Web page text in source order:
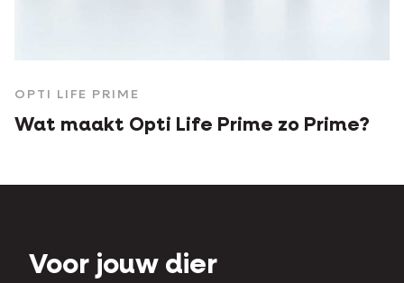
OPTI LIFE PRIME
Wat maakt Opti Life Prime zo Prime?
Voor jouw dier